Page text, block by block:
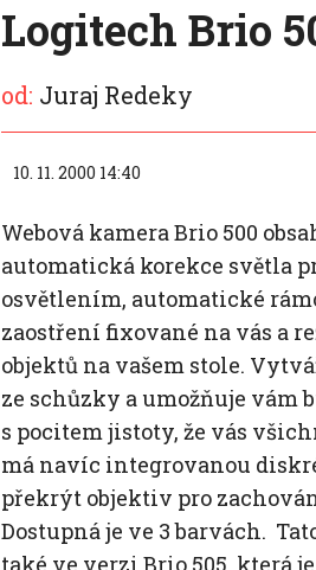
Logitech Brio
od: Juraj Redeky
10. 11. 2000 14:40
Webová kamera Brio 500
automatická korekce světla
osvětlením, automatické
zaostření fixované na vás a
objektů na vašem stole.
ze schůzky a umožňuje vám
s pocitem jistoty, že vás
má navíc integrovanou
překrýt objektiv pro
Dostupná je ve 3 barvách.
také ve verzi Brio 505, která